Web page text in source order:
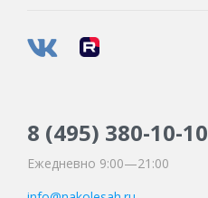
8 (495) 380-10-10
Ежедневно 9:00—21:00